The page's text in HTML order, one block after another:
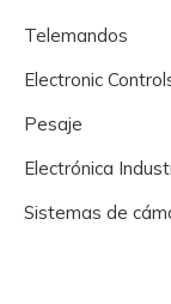
Telemandos
Electronic
Pesaje
Electrónica
Sistemas de